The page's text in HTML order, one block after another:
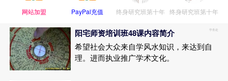
网站加盟 PayPal充值
终身研究班第十年 终身研究班第十年
学务处
阳宅师资培训班48课内容简介
希望社会大众来自学风水知识，来达到自
理。进而执业推广学术文化。